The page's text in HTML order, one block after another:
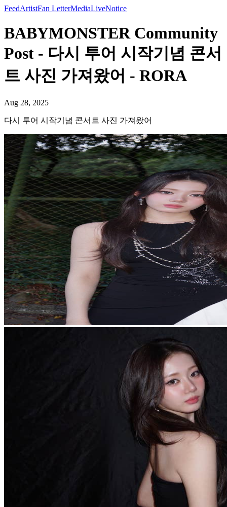
FeedArtistFan LetterMediaLiveNotice
BABYMONSTER Community
Post - 다시 투어 시작기념 콘서
트 사진 가져왔어 - RORA
Aug 28, 2025
다시 투어 시작기념 콘서트 사진 가져왔어